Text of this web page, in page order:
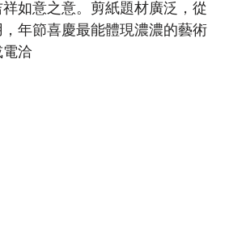
如意之意。剪紙題材廣泛，從
年節喜慶最能體現濃濃的藝術
洽